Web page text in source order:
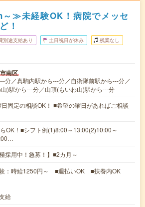
≫未経験OK！病院でメッセ
！
別途支給あり 土日祝日が休み 残業なし
南区
分／真駒内駅から---分／自衛隊前駅から---分／
)駅から---分／山頂(もいわ山)駅から---分
固定の相談OK！ ■希望の曜日があればご相談
OK！■シフト例(1)8:00～13:00(2)10:00～
採用中！急募！】■2カ月～
：時給1250円～ ■週払いOK ■扶養内OK
給